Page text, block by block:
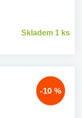
Skladem 1 ks
-10 %